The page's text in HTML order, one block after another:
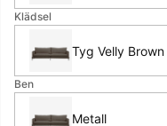
Klädsel
Tyg Velly Brown
Ben
Metall